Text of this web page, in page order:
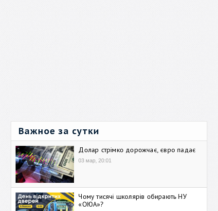
Важное за сутки
Долар стрімко дорожчає, євро падає
03 мар, 20:01
Чому тисячі школярів обирають НУ
«ОЮА»?